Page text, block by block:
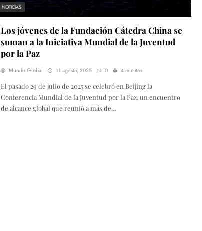
NOTICIAS
Los jóvenes de la Fundación Cátedra China se
suman a la Iniciativa Mundial de la Juventud
por la Paz
Mundo Global 11 agosto, 2025 0 4 minutos
El pasado 29 de julio de 2025 se celebró en Beijing la
Conferencia Mundial de la Juventud por la Paz, un encuentro
de alcance global que reunió a más de…